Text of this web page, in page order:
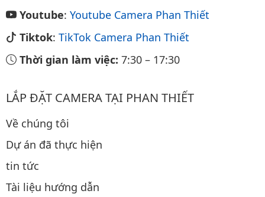
Youtube: Youtube Camera Phan Thiết
Tiktok: TikTok Camera Phan Thiết
Thời gian làm việc: 7:30 – 17:30
LẮP ĐẶT CAMERA TẠI PHAN THIẾT
Về chúng tôi
Dự án đã thực hiện
tin tức
Tài liệu hướng dẫn